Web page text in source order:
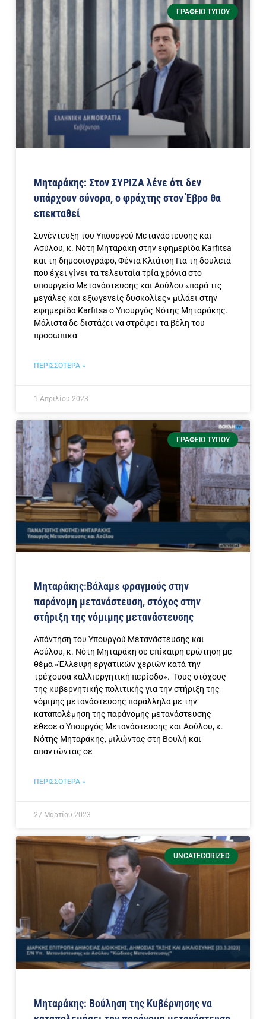
ΓΡΑΦΕΊΟ ΤΎΠΟΥ
Μηταράκης: Στον ΣΥΡΙΖΑ λένε ότι δεν
υπάρχουν σύνορα, ο φράχτης στον Έβρο θα
επεκταθεί
Συνέντευξη του Υπουργού Μετανάστευσης και
Ασύλου, κ. Νότη Μηταράκη στην εφημερίδα Karfitsa
και τη δημοσιογράφο, Φένια Κλιάτση Για τη δουλειά
που έχει γίνει τα τελευταία τρία χρόνια στο
υπουργείο Μετανάστευσης και Ασύλου «παρά τις
μεγάλες και εξωγενείς δυσκολίες» μιλάει στην
εφημερίδα Karfitsa ο Υπουργός Νότης Μηταράκης.
Μάλιστα δε διστάζει να στρέψει τα βέλη του
προσωπικά
ΠΕΡΙΣΣΟΤΕΡΑ »
1 Απριλίου 2023
ΓΡΑΦΕΊΟ ΤΎΠΟΥ
Μηταράκης:Βάλαμε φραγμούς στην
παράνομη μετανάστευση, στόχος στην
στήριξη της νόμιμης μετανάστευσης
Απάντηση του Υπουργού Μετανάστευσης και
Ασύλου, κ. Νότη Μηταράκη σε επίκαιρη ερώτηση με
θέμα «Έλλειψη εργατικών χεριών κατά την
τρέχουσα καλλιεργητική περίοδο». Τους στόχους
της κυβερνητικής πολιτικής για την στήριξη της
νόμιμης μετανάστευσης παράλληλα με την
καταπολέμηση της παράνομης μετανάστευσης
έθεσε ο Υπουργός Μετανάστευσης και Ασύλου, κ.
Νότης Μηταράκης, μιλώντας στη Βουλή και
απαντώντας σε
ΠΕΡΙΣΣΟΤΕΡΑ »
27 Μαρτίου 2023
UNCATEGORIZED
Μηταράκης: Βούληση της Κυβέρνησης να